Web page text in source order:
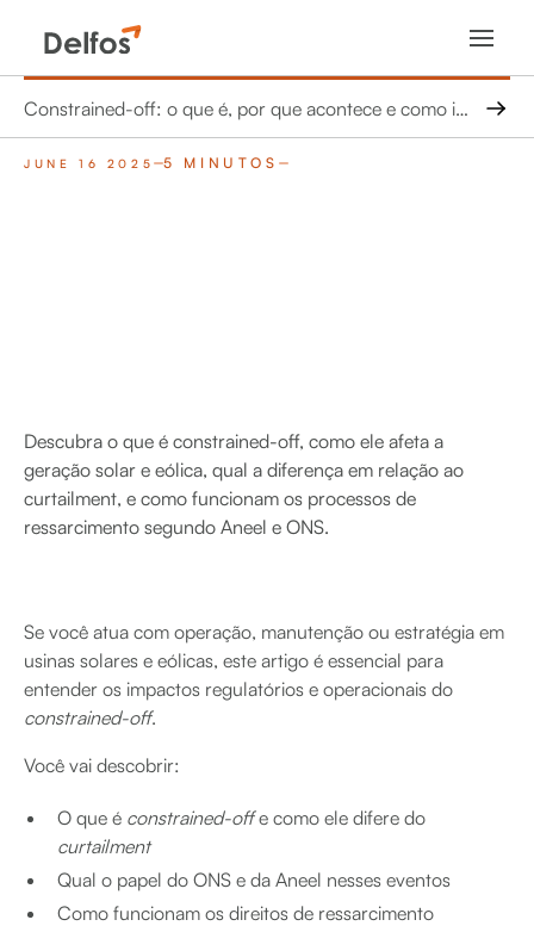
Constrained-off: o que é, por que acontece e como impacta usinas solares e eólicas
JUNE 16 2025 5 MINUTOS
Descubra o que é constrained-off, como ele afeta a
geração solar e eólica, qual a diferença em relação ao
curtailment, e como funcionam os processos de
ressarcimento segundo Aneel e ONS.
Se você atua com operação, manutenção ou estratégia em
usinas solares e eólicas, este artigo é essencial para
entender os impactos regulatórios e operacionais do
constrained-off.
Você vai descobrir:
O que é constrained-offe como ele difere do
curtailment
Qual o papel do ONS e da Aneel nesses eventos
Como funcionam os direitos de ressarcimento